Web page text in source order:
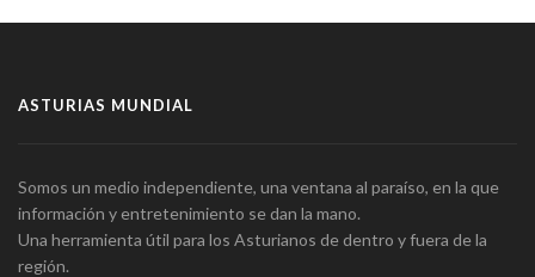
ASTURIAS MUNDIAL
Somos un medio independiente, una ventana al paraíso, en la que
información y entretenimiento se dan la mano.
Una herramienta útil para los Asturianos de dentro y fuera de la
región.